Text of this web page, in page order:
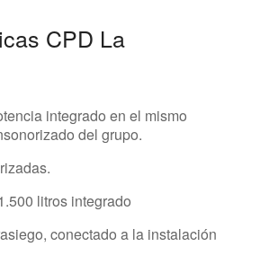
CPD La
integrado en el mismo
del grupo.
litros integrado
conectado a la instalación